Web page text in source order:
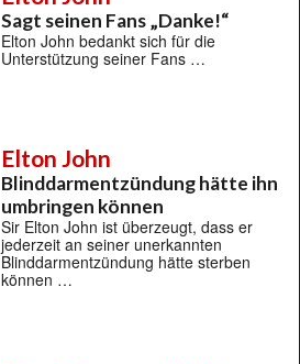
Sagt seinen Fans „Danke!“
Elton John bedankt sich für die
Unterstützung seiner Fans …
Elton John
Blinddarmentzündung hätte ihn
umbringen können
Sir Elton John ist überzeugt, dass er
jederzeit an seiner unerkannten
Blinddarmentzündung hätte sterben
können …